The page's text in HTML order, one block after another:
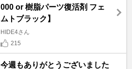
000 or 樹脂パーツ復活剤 フェ
ムトブラック】
HIDE4さん
215
今週もありがとうございました